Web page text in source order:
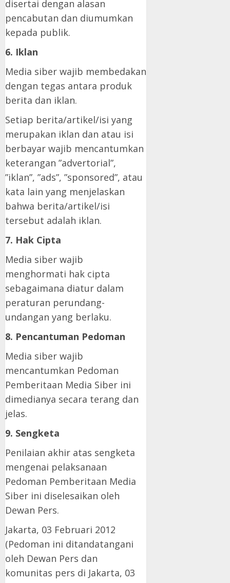
disertai dengan alasan
pencabutan dan diumumkan
kepada publik.
6. Iklan
Media siber wajib membedakan
dengan tegas antara produk
berita dan iklan.
Setiap berita/artikel/isi yang
merupakan iklan dan atau isi
berbayar wajib mencantumkan
keterangan ”advertorial”,
”iklan”, ”ads”, ”sponsored”, atau
kata lain yang menjelaskan
bahwa berita/artikel/isi
tersebut adalah iklan.
7. Hak Cipta
Media siber wajib
menghormati hak cipta
sebagaimana diatur dalam
peraturan perundang-
undangan yang berlaku.
8. Pencantuman Pedoman
Media siber wajib
mencantumkan Pedoman
Pemberitaan Media Siber ini
dimedianya secara terang dan
jelas.
9. Sengketa
Penilaian akhir atas sengketa
mengenai pelaksanaan
Pedoman Pemberitaan Media
Siber ini diselesaikan oleh
Dewan Pers.
Jakarta, 03 Februari 2012
(Pedoman ini ditandatangani
oleh Dewan Pers dan
komunitas pers di Jakarta, 03